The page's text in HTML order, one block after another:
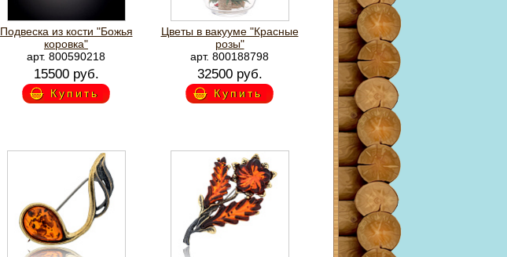
Подвеска из кости "Божья
коровка"
арт. 800590218
15500 руб.
Купить
Цветы в вакууме "Красные
розы"
арт. 800188798
32500 руб.
Купить